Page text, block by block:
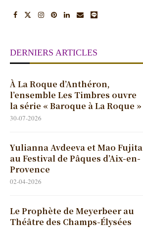
DERNIERS ARTICLES
À La Roque d’Anthéron,
l’ensemble Les Timbres ouvre
la série « Baroque à La Roque »
30-07-2026
Yulianna Avdeeva et Mao Fujita
au Festival de Pâques d’Aix-en-
Provence
02-04-2026
Le Prophète de Meyerbeer au
Théâtre des Champs-Élysées